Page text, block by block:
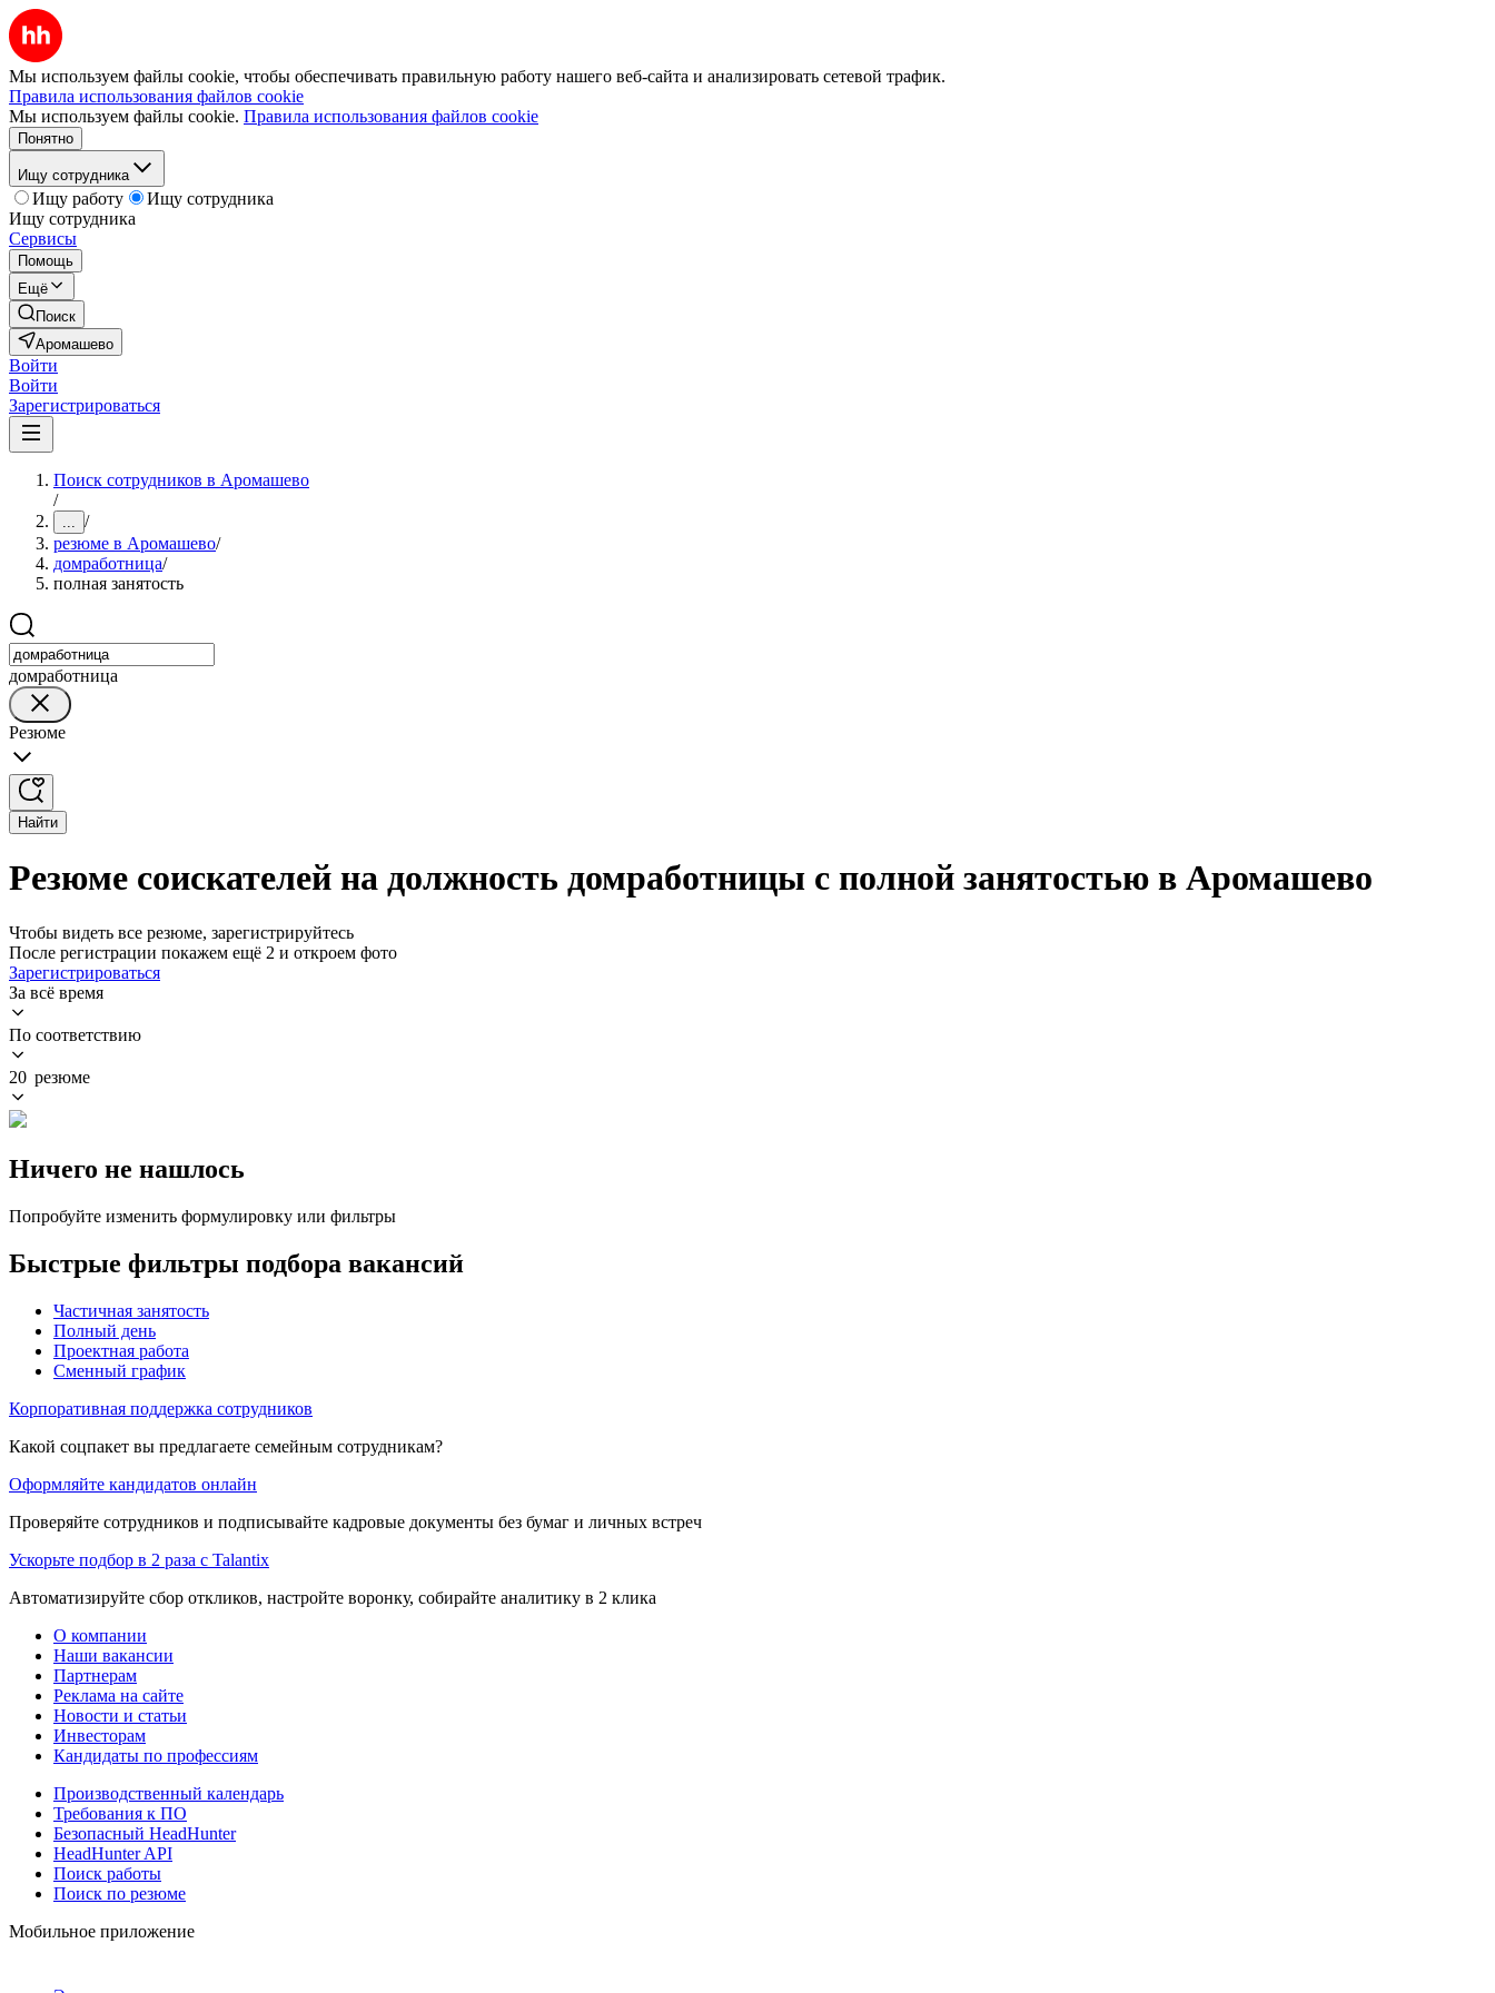
Мы используем файлы cookie, чтобы обеспечивать правильную работу нашего веб-сайта и анализировать сетевой трафик.
Правила использования файлов cookie
Мы используем файлы cookie. Правила использования файлов cookie
Понятно
Ищу сотрудника
Ищу работу
Ищу сотрудника
Ищу сотрудника
Сервисы
Помощь
Ещё
Поиск
Аромашево
Войти
Войти
Зарегистрироваться
Поиск сотрудников в Аромашево
/
... /
резюме в Аромашево/
домработница/
полная занятость
домработница
Резюме
Найти
Резюме соискателей на должность домработницы с полной занятостью в Аромашево
Чтобы видеть все резюме, зарегистрируйтесь
После регистрации покажем ещё 2 и откроем фото
Зарегистрироваться
За всё время
По соответствию
20 резюме
Ничего не нашлось
Попробуйте изменить формулировку или фильтры
Быстрые фильтры подбора вакансий
Частичная занятость
Полный день
Проектная работа
Сменный график
Корпоративная поддержка сотрудников
Какой соцпакет вы предлагаете семейным сотрудникам?
Оформляйте кандидатов онлайн
Проверяйте сотрудников и подписывайте кадровые документы без бумаг и личных встреч
Ускорьте подбор в 2 раза с Talantix
Автоматизируйте сбор откликов, настройте воронку, собирайте аналитику в 2 клика
О компании
Наши вакансии
Партнерам
Реклама на сайте
Новости и статьи
Инвесторам
Кандидаты по профессиям
Производственный календарь
Требования к ПО
Безопасный HeadHunter
HeadHunter API
Поиск работы
Поиск по резюме
Мобильное приложение